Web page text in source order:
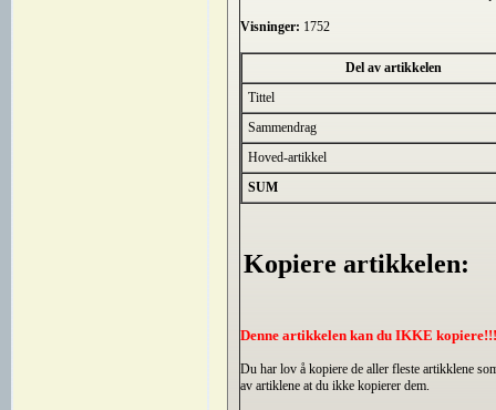
Visninger: 1752
Del av artikkelen
Tittel
Sammendrag
Hoved-artikkel
SUM
Kopiere artikkelen:
Denne artikkelen kan du IKKE kopiere!!!
Du har lov å kopiere de aller fleste artikklene
av artiklene at du ikke kopierer dem.